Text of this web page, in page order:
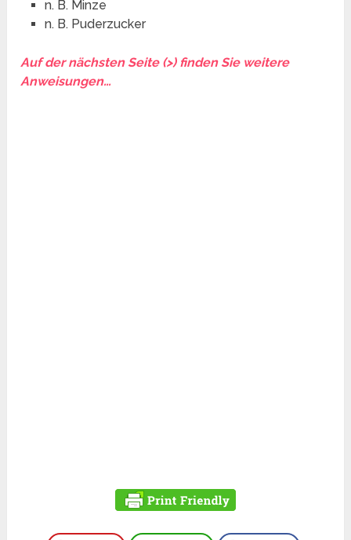
n. B. Minze
n. B. Puderzucker
Auf der nächsten Seite (>) finden Sie weitere
Anweisungen…